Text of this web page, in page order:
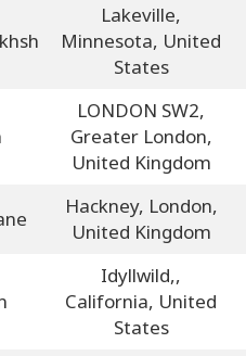
Lakeville,
Minnesota, United
States
LONDON SW2,
Greater London,
United Kingdom
Hackney, London,
United Kingdom
Idyllwild,,
California, United
States